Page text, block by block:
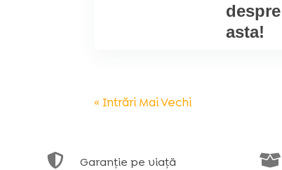
despre
asta!
« Intrări Mai Vechi
 Garanție pe viață 